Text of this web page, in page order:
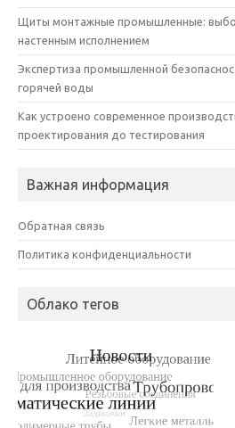
Щиты монтажные промышленные:
настенным исполнением
Экспертиза промышленной
горячей воды
Как устроено современное
проектирования до тестирования
Важная информация
Обратная связь
Политика конфиденциальности
Облако тегов